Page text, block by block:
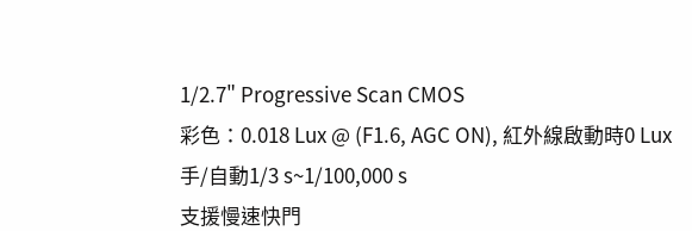
1/2.7" Progressive Scan CMOS
彩色：0.018 Lux @ (F1.6, AGC ON), 紅外線啟動時0 Lux
手/自動1/3 s~1/100,000 s
支援慢速快門